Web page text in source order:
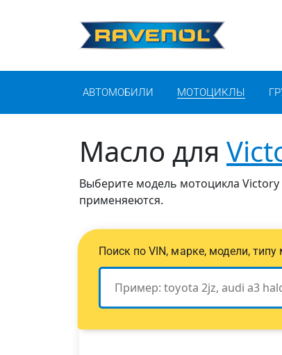
АВТОМОБИЛИ МОТОЦИКЛЫ
Масло для
Выберите модель мотоцикла Victory
применяеются.
Поиск по VIN, марке, модели,